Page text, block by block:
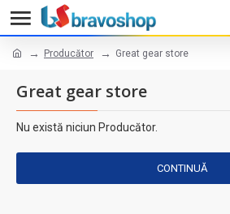
Producător Great gear store
Great gear store
Nu există niciun Producător.
CONTINUĂ